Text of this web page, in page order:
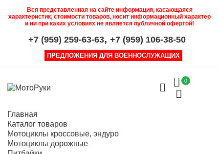
Вся представленная на сайте информация, касающаяся
характеристик, стоимости товаров, носит информационный характер
и ни при каких условиях не является публичной офертой!
+7 (959) 259-63-63, +7 (959) 106-38-50
ПРЕДЛОЖЕНИЯ ДЛЯ ВОЕННОСЛУЖАЩИХ
0
Главная
Каталог товаров
Мотоциклы кроссовые, эндуро
Мотоциклы дорожные